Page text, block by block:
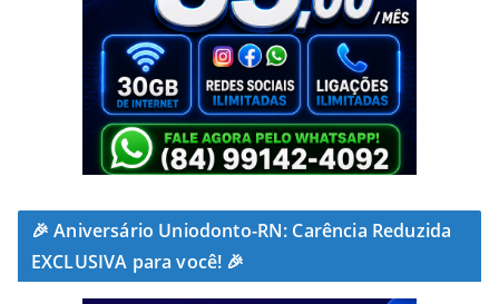
🎉 Aniversário Uniodonto-RN: Carência Reduzida
EXCLUSIVA para você! 🎉